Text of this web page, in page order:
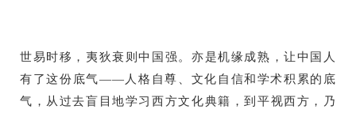
世易时移，夷狄衰则中国强。亦是机缘成熟，让中国人
有了这份底气——人格自尊、文化自信和学术积累的底
气，从过去盲目地学习西方文化典籍，到平视西方，乃